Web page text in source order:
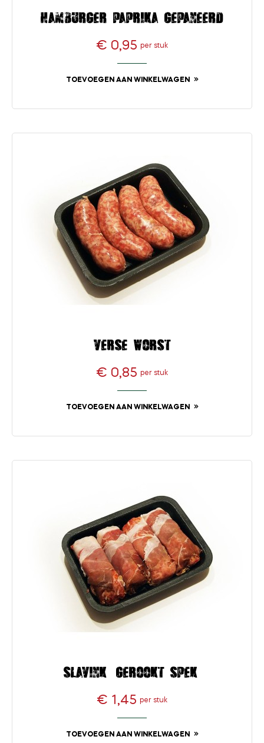
Hamburger paprika gepaneerd
Prijs
€ 0,95 per stuk
TOEVOEGEN AAN WINKELWAGEN
Verse worst
Prijs
€ 0,85 per stuk
TOEVOEGEN AAN WINKELWAGEN
Slavink (gerookt spek)
Prijs
€ 1,45 per stuk
TOEVOEGEN AAN WINKELWAGEN